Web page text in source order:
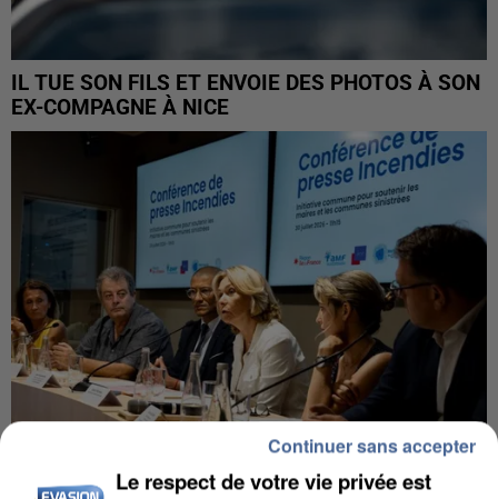
IL TUE SON FILS ET ENVOIE DES PHOTOS À SON
EX-COMPAGNE À NICE
Le respect de votre vie privée est
Continuer sans accepter